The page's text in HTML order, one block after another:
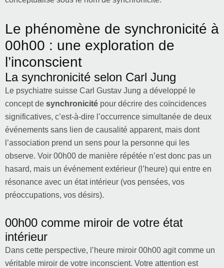
Le phénomène de synchronicité à
00h00 : une exploration de
l’inconscient
La synchronicité selon Carl Jung
Le psychiatre suisse Carl Gustav Jung a développé le
concept de synchronicité pour décrire des coïncidences
significatives, c’est-à-dire l’occurrence simultanée de deux
événements sans lien de causalité apparent, mais dont
l’association prend un sens pour la personne qui les
observe. Voir 00h00 de manière répétée n’est donc pas un
hasard, mais un événement extérieur (l’heure) qui entre en
résonance avec un état intérieur (vos pensées, vos
préoccupations, vos désirs).
00h00 comme miroir de votre état
intérieur
Dans cette perspective, l’heure miroir 00h00 agit comme un
véritable miroir de votre inconscient. Votre attention est